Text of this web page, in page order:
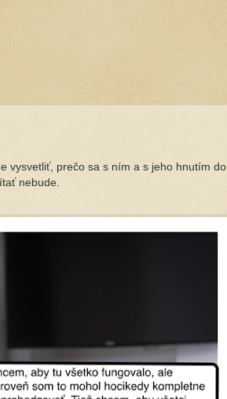
vysvetliť, prečo sa s ním a s jeho hnutím do
nebude.